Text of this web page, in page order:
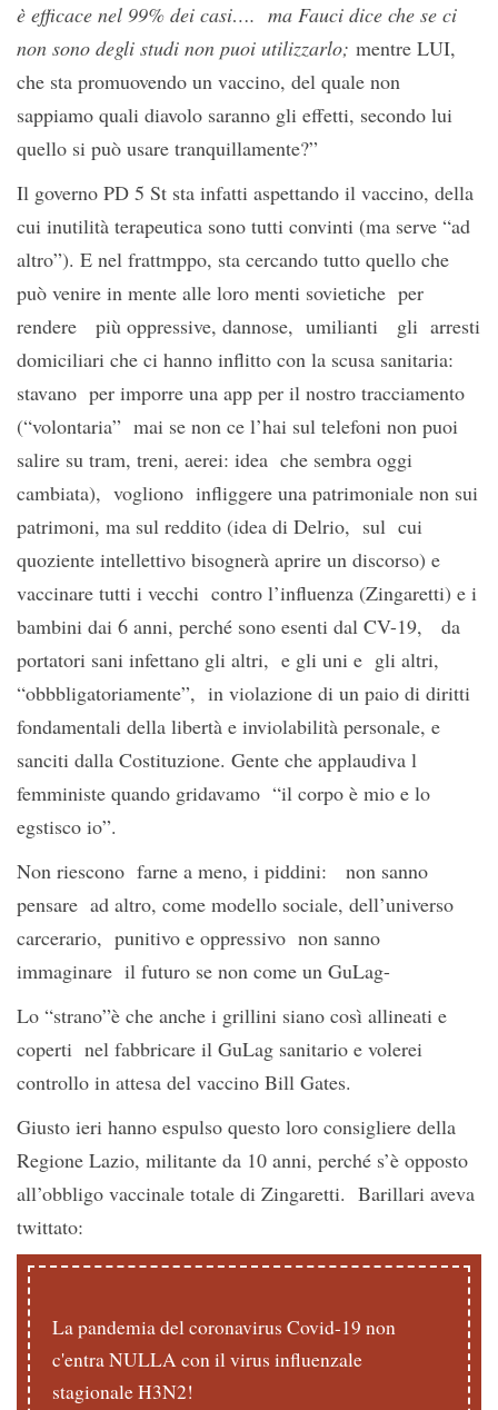
è efficace nel 99% dei casi…. ma Fauci dice che se ci
non sono degli studi non puoi utilizzarlo; mentre LUI,
che sta promuovendo un vaccino, del quale non
sappiamo quali diavolo saranno gli effetti, secondo lui
quello si può usare tranquillamente?”
Il governo PD 5 St sta infatti aspettando il vaccino, della
cui inutilità terapeutica sono tutti convinti (ma serve “ad
altro”). E nel frattmppo, sta cercando tutto quello che
può venire in mente alle loro menti sovietiche per
rendere più oppressive, dannose, umilianti gli arresti
domiciliari che ci hanno inflitto con la scusa sanitaria:
stavano per imporre una app per il nostro tracciamento
(“volontaria” mai se non ce l’hai sul telefoni non puoi
salire su tram, treni, aerei: idea che sembra oggi
cambiata), vogliono infliggere una patrimoniale non sui
patrimoni, ma sul reddito (idea di Delrio, sul cui
quoziente intellettivo bisognerà aprire un discorso) e
vaccinare tutti i vecchi contro l’influenza (Zingaretti) e i
bambini dai 6 anni, perché sono esenti dal CV-19, da
portatori sani infettano gli altri, e gli uni e gli altri,
“obbbligatoriamente”, in violazione di un paio di diritti
fondamentali della libertà e inviolabilità personale, e
sanciti dalla Costituzione. Gente che applaudiva l
femministe quando gridavamo “il corpo è mio e lo
egstisco io”.
Non riescono farne a meno, i piddini: non sanno
pensare ad altro, come modello sociale, dell’universo
carcerario, punitivo e oppressivo non sanno
immaginare il futuro se non come un GuLag-
Lo “strano”è che anche i grillini siano così allineati e
coperti nel fabbricare il GuLag sanitario e volerei
controllo in attesa del vaccino Bill Gates.
Giusto ieri hanno espulso questo loro consigliere della
Regione Lazio, militante da 10 anni, perché s’è opposto
all’obbligo vaccinale totale di Zingaretti. Barillari aveva
twittato:
La pandemia del coronavirus Covid-19 non
c'entra NULLA con il virus influenzale
stagionale H3N2!